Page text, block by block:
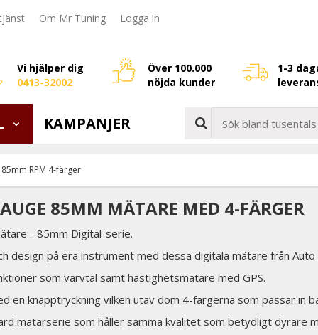
Om Mr Tuning Logga in
Vi hjälper dig
0413-32002
Över 100.000
nöjda kunder
1-3
KAMPANJER
85mm RPM 4-färger
85MM MÄTARE MED 4-FÄRGER
- 85mm Digital-serie.
design på era instrument med dessa digitala mätare från Auto
som varvtal samt hastighetsmätare med GPS.
en knapptryckning vilken utav dom 4-färgerna som passar in
mätarserie som håller samma kvalitet som betydligt dyrare